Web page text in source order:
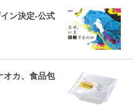
ン決定-公式
オカ、食品包